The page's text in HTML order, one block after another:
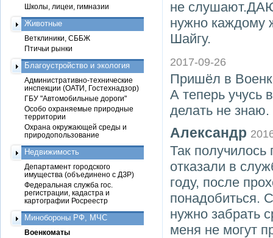
не
нужно каждому
Шайгу.
2017-09-26
Пришёл в
А теперь учусь
делать не знаю.
Александр
Так
отказали в
году, после
понадобиться.
нужно забрать
меня не могут
Школы, лицеи, гимназии
Животные
Ветклиники, СББЖ
Птичьи рынки
Благоустройство и экология
Административно-технические
инспекции (ОАТИ, Гостехнадзор)
ГБУ "Автомобильные дороги"
Особо охраняемые природные
территории
Охрана окружающей среды и
природопользование
Недвижимость
Департамент городского
имущества (объединено с ДЗР)
Федеральная служба гос.
регистрации, кадастра и
картографии Росреестр
Минобороны РФ, МЧС
Военкоматы